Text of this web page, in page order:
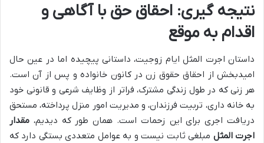
نتیجه گیری: احقاق حق با آگاهی و
اقدام به موقع
داستان اجرت المثل ایام زوجیت، داستانی پیچیده اما در عین حال
امیدبخش از احقاق حقوق زن در کانون خانواده و پس از آن است.
هر زنی که در طول زندگی مشترک، فراتر از وظایف شرعی و قانونی خود
به خانه داری، تربیت فرزندان، و مدیریت امور منزل پرداخته، مستحق
دریافت اجری برای این زحمات است. همان طور که دیدیم، مقدار
اجرت المثل مبلغی ثابت نیست و به عوامل متعددی بستگی دارد که